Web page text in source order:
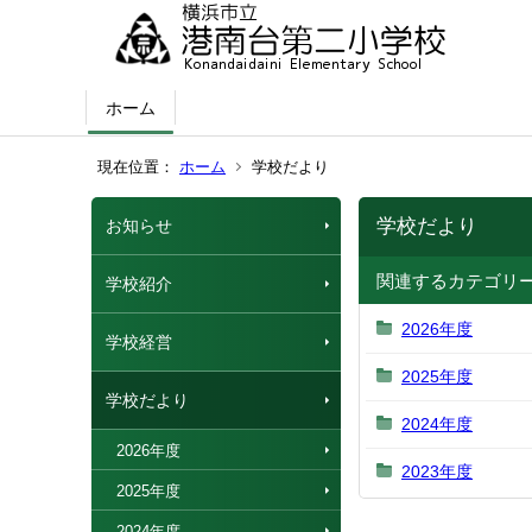
ホーム
現在位置： ホーム 学校だより
お知らせ
学校紹介
学校経営
学校だより
2026年度
2025年度
学校だより
関連するカテゴリ
2026年度
2025年度
2024年度
2023年度